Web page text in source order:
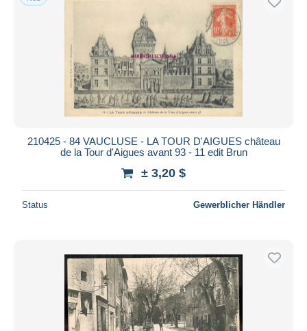
210425 - 84 VAUCLUSE - LA TOUR D'AIGUES château
de la Tour d'Aigues avant 93 - 11 edit Brun
± 3,20 $
Status Gewerblicher Händler